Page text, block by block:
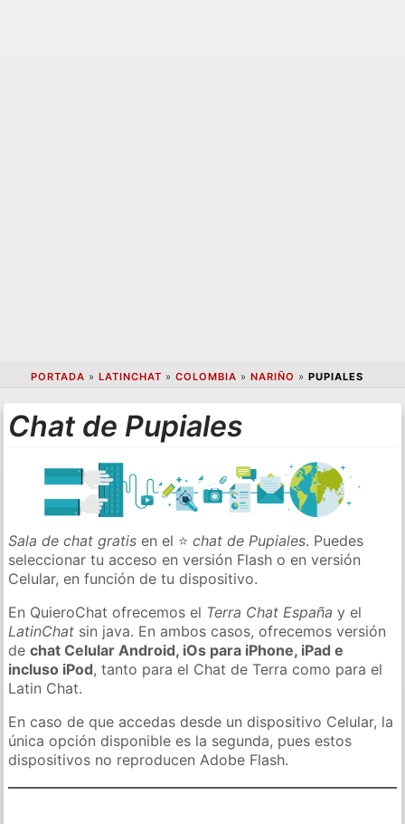
PORTADA » LATINCHAT » COLOMBIA » NARIÑO » PUPIALES
Chat de Pupiales
Sala de chat gratis en el ⭐chat de Pupiales. Puedes
seleccionar tu acceso en versión Flash o en versión
Celular, en función de tu dispositivo.
En QuieroChat ofrecemos el Terra Chat España y el
LatinChat sin java. En ambos casos, ofrecemos versión
dechat Celular Android, iOs para iPhone, iPad e
incluso iPod, tanto para el Chat de Terra como para el
Latin Chat.
En caso de que accedas desde un dispositivo Celular, la
única opción disponible es la segunda, pues estos
dispositivos no reproducen Adobe Flash.